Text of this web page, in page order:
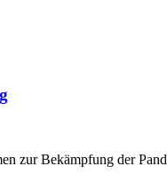
zur Bekämpfung der